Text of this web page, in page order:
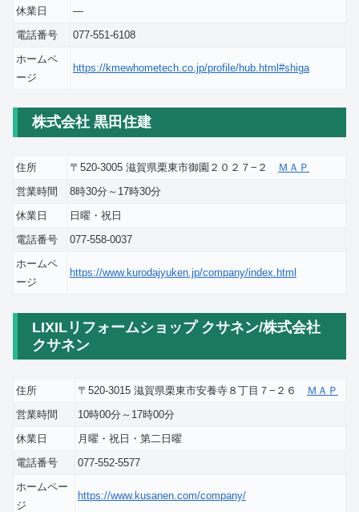
休業日
―
電話番号
077-551-6108
ホームペ
ージ
https://kmewhometech.co.jp/profile/hub.html#shiga
株式会社 黒田住建
住所 〒520-3005 滋賀県栗東市御園２０２７−２
ＭＡＰ
営業時間
8時30分～17時30分
休業日
日曜・祝日
電話番号
077-558-0037
ホームペ
ージ
https://www.kurodajyuken.jp/company/index.html
LIXILリフォームショップ クサネン/株式会社
クサネン
住所 〒520-3015 滋賀県栗東市安養寺８丁目７−２６
ＭＡＰ
営業時間
10時00分～17時00分
休業日
月曜・祝日・第二日曜
電話番号
077-552-5577
ホームペー
ジ
https://www.kusanen.com/company/